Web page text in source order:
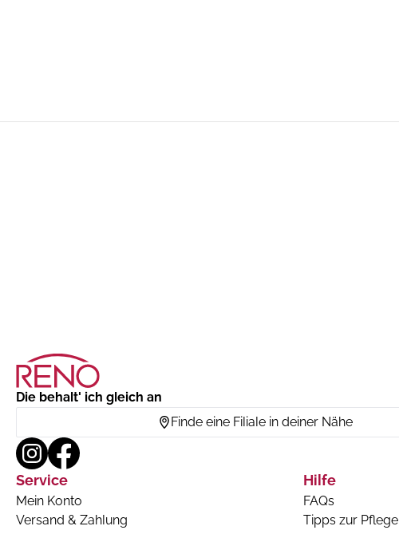
Die behalt' ich gleich an
Finde eine Filiale in deiner Nähe
Service
Mein Konto
Versand & Zahlung
Hilfe
FAQs
Tipps zur Pflege